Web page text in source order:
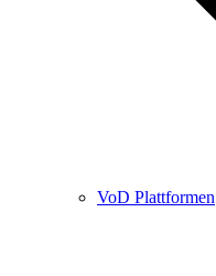
VoD Plattformen